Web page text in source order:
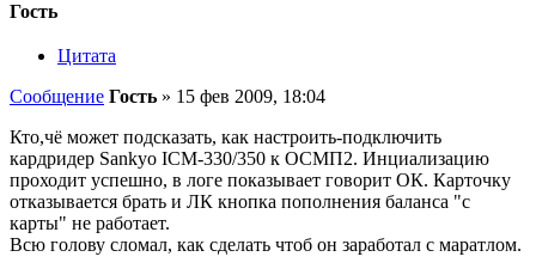
Гость
Цитата
Сообщение Гость » 15 фев 2009, 18:04
Кто,чё может подсказать, как настроить-подключить
кардридер Sankyo ICM-330/350 к ОСМП2. Инциализацию
проходит успешно, в логе показывает говорит ОК. Карточку
отказывается брать и ЛК кнопка пополнения баланса "с
карты" не работает.
Всю голову сломал, как сделать чтоб он заработал с маратлом.